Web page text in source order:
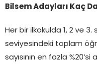
Bilsem Adayları Kaç
Her bir ilkokulda 1, 2 ve 3.
seviyesindeki toplam
sayısının en fazla